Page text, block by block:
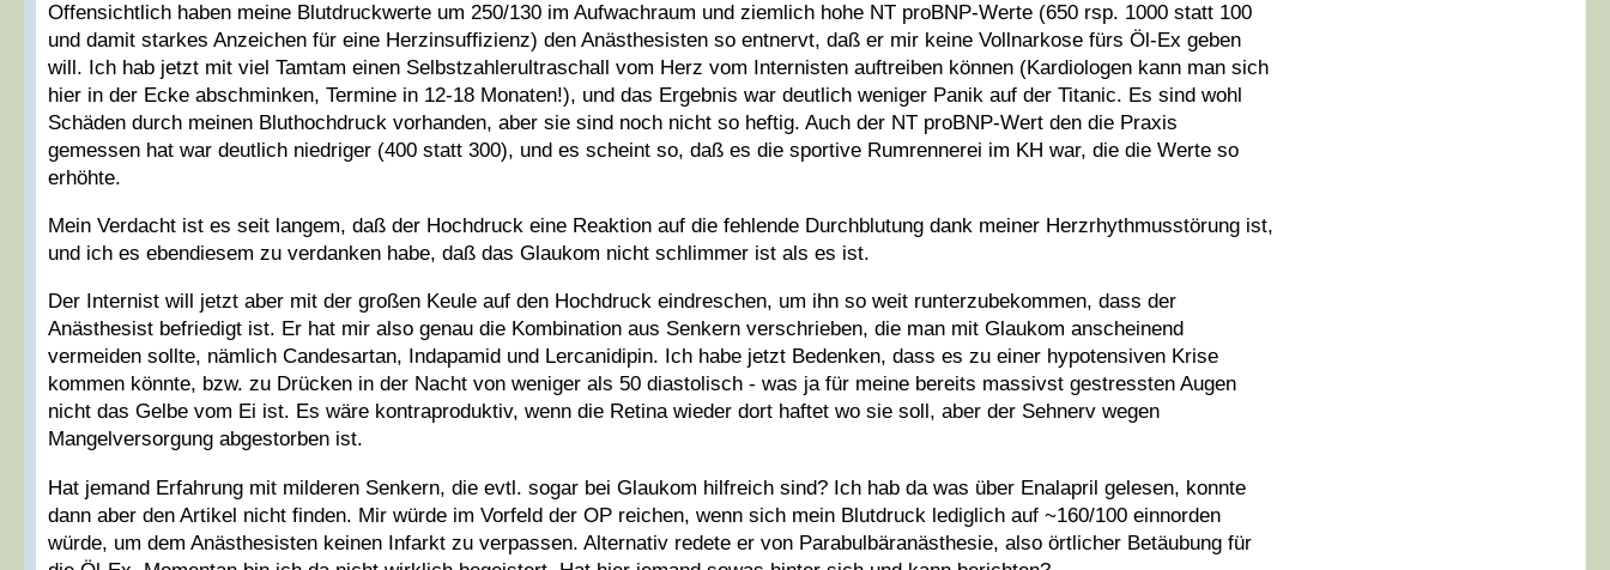
Offensichtlich haben meine Blutdruckwerte um 250/130 im Aufwachraum und ziemlich hohe NT proBNP-Werte (650 rsp. 1000 statt 100
und damit starkes Anzeichen für eine Herzinsuffizienz) den Anästhesisten so entnervt, daß er mir keine Vollnarkose fürs Öl-Ex geben
will. Ich hab jetzt mit viel Tamtam einen Selbstzahlerultraschall vom Herz vom Internisten auftreiben können (Kardiologen kann man sich
hier in der Ecke abschminken, Termine in 12-18 Monaten!), und das Ergebnis war deutlich weniger Panik auf der Titanic. Es sind wohl
Schäden durch meinen Bluthochdruck vorhanden, aber sie sind noch nicht so heftig. Auch der NT proBNP-Wert den die Praxis
gemessen hat war deutlich niedriger (400 statt 300), und es scheint so, daß es die sportive Rumrennerei im KH war, die die Werte so
erhöhte.
Mein Verdacht ist es seit langem, daß der Hochdruck eine Reaktion auf die fehlende Durchblutung dank meiner Herzrhythmusstörung ist,
und ich es ebendiesem zu verdanken habe, daß das Glaukom nicht schlimmer ist als es ist.
Der Internist will jetzt aber mit der großen Keule auf den Hochdruck eindreschen, um ihn so weit runterzubekommen, dass der
Anästhesist befriedigt ist. Er hat mir also genau die Kombination aus Senkern verschrieben, die man mit Glaukom anscheinend
vermeiden sollte, nämlich Candesartan, Indapamid und Lercanidipin. Ich habe jetzt Bedenken, dass es zu einer hypotensiven Krise
kommen könnte, bzw. zu Drücken in der Nacht von weniger als 50 diastolisch - was ja für meine bereits massivst gestressten Augen
nicht das Gelbe vom Ei ist. Es wäre kontraproduktiv, wenn die Retina wieder dort haftet wo sie soll, aber der Sehnerv wegen
Mangelversorgung abgestorben ist.
Hat jemand Erfahrung mit milderen Senkern, die evtl. sogar bei Glaukom hilfreich sind? Ich hab da was über Enalapril gelesen, konnte
dann aber den Artikel nicht finden. Mir würde im Vorfeld der OP reichen, wenn sich mein Blutdruck lediglich auf ~160/100 einnorden
würde, um dem Anästhesisten keinen Infarkt zu verpassen. Alternativ redete er von Parabulbäranästhesie, also örtlicher Betäubung für